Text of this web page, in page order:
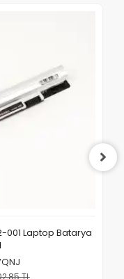
001 Laptop Batarya